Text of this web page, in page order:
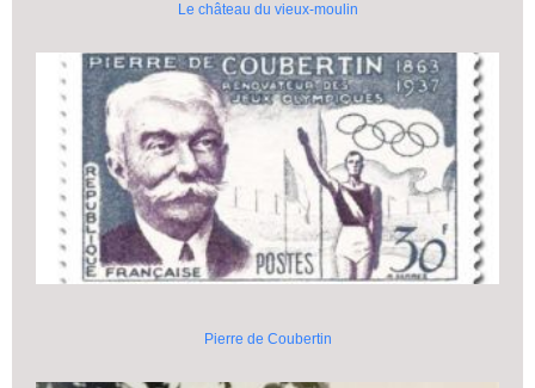
Le château du vieux-moulin
Pierre de Coubertin